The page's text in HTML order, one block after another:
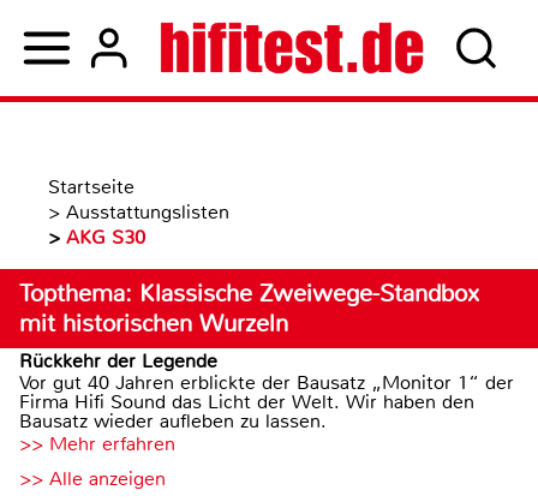
Startseite
> Ausstattungslisten
> AKG S30
Topthema: Klassische Zweiwege-Standbox
mit historischen Wurzeln
Rückkehr der Legende
Vor gut 40 Jahren erblickte der Bausatz „Monitor 1“ der
Firma Hifi Sound das Licht der Welt. Wir haben den
Bausatz wieder aufleben zu lassen.
>> Mehr erfahren
>> Alle anzeigen